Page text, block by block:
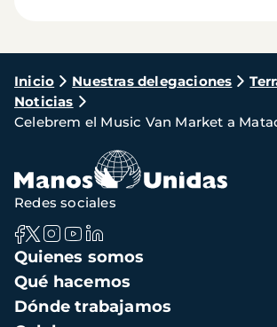
Ruta
de
navegación
Inicio Nuestras delegaciones
Noticias
Celebrem el Music Van Market a
Navegación
principal
Quienes somos
Qué hacemos
Dónde trabajamos
Redes sociales